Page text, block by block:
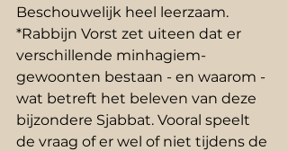
Beschouwelijk heel leerzaam.
*Rabbijn Vorst zet uiteen dat er
verschillende minhagiem-
gewoonten bestaan - en waarom -
wat betreft het beleven van deze
bijzondere Sjabbat. Vooral speelt
de vraag of er wel of niet tijdens de